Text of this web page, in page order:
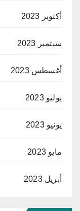
أكتوبر 2023
سبتمبر 2023
أغسطس 2023
يوليو 2023
يونيو 2023
مايو 2023
أبريل 2023